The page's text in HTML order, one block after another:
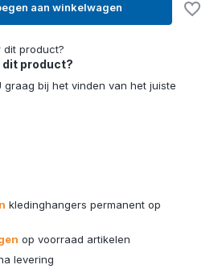
aan winkelwagen
dit product?
graag bij het vinden van het juiste
kledinghangers permanent op
op voorraad artikelen
levering